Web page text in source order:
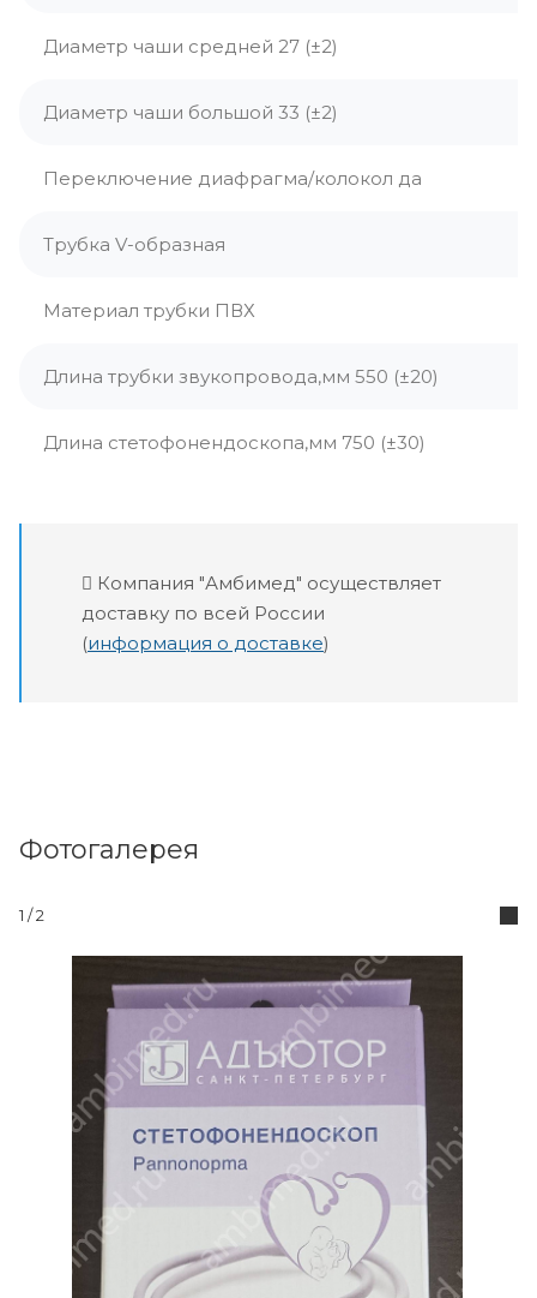
Диаметр чаши средней 27 (±2)
Диаметр чаши большой 33 (±2)
Переключение диафрагма/колокол да
Трубка V-образная
Материал трубки ПВХ
Длина трубки звукопровода,мм 550 (±20)
Длина стетофонендоскопа,мм 750 (±30)
Компания "Амбимед" осуществляет
доставку по всей России
(информация о доставке)
Фотогалерея
1 / 2